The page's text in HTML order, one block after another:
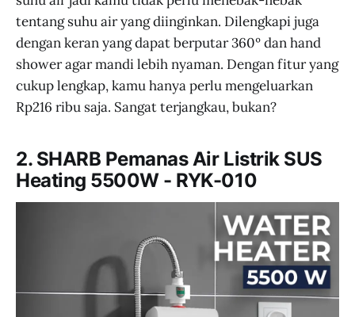
tentang suhu air yang diinginkan. Dilengkapi juga
dengan keran yang dapat berputar 360º dan hand
shower agar mandi lebih nyaman. Dengan fitur yang
cukup lengkap, kamu hanya perlu mengeluarkan
Rp216 ribu saja. Sangat terjangkau, bukan?
2. SHARB Pemanas Air Listrik SUS
Heating 5500W - RYK-010